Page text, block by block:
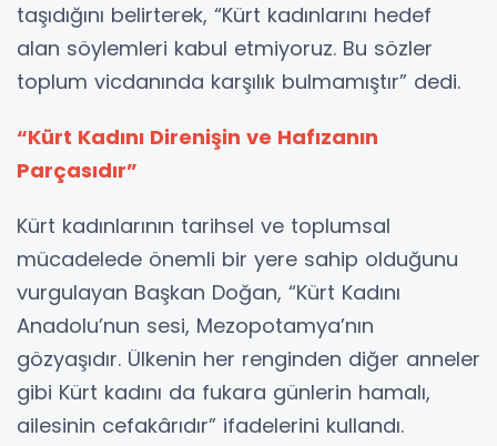
taşıdığını belirterek, “Kürt kadınlarını hedef
alan söylemleri kabul etmiyoruz. Bu sözler
toplum vicdanında karşılık bulmamıştır” dedi.
“Kürt Kadını Direnişin ve Hafızanın
Parçasıdır”
Kürt kadınlarının tarihsel ve toplumsal
mücadelede önemli bir yere sahip olduğunu
vurgulayan Başkan Doğan, “Kürt Kadını
Anadolu’nun sesi, Mezopotamya’nın
gözyaşıdır. Ülkenin her renginden diğer anneler
gibi Kürt kadını da fukara günlerin hamalı,
ailesinin cefakârıdır” ifadelerini kullandı.